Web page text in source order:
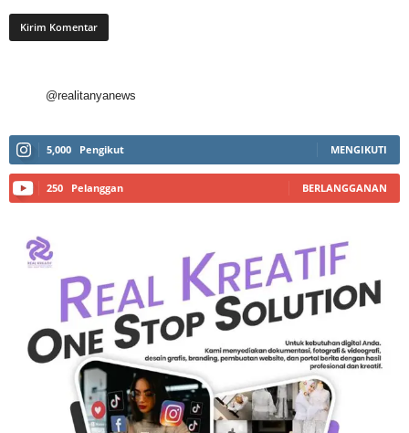
@realitanyanews
5,000 Pengikut MENGIKUTI
250 Pelanggan BERLANGGANAN